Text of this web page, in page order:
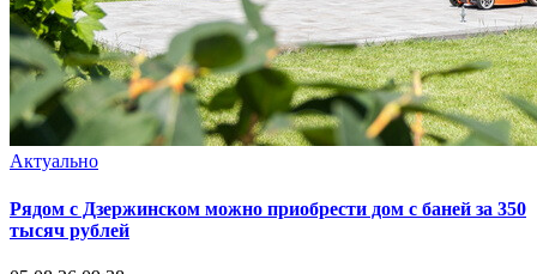
Актуально
Рядом с Дзержинском можно приобрести дом с баней за 350
тысяч рублей